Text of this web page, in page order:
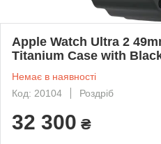
Apple Watch Ultra 2
Titanium Case with
Немає в наявності
Код: 20104
Роздріб
32 300 ₴